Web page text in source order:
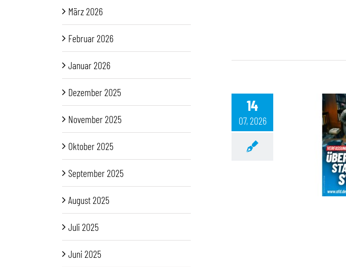
14
07, 2026
März 2026
Februar 2026
Januar 2026
Dezember 2025
November 2025
Oktober 2025
September 2025
August 2025
Juli 2025
Juni 2025